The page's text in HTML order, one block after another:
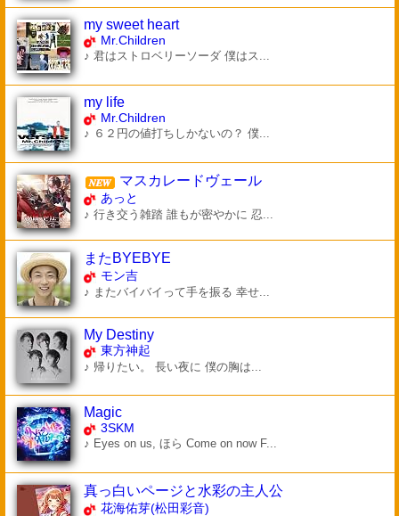
my sweet heart
Mr.Children
♪ 君はストロベリーソーダ 僕はス...
my life
Mr.Children
♪ ６２円の値打ちしかないの？ 僕...
マスカレードヴェール
あっと
♪ 行き交う雑踏 誰もが密やかに 忍...
またBYEBYE
モン吉
♪ またバイバイって手を振る 幸せ...
My Destiny
東方神起
♪ 帰りたい。 長い夜に 僕の胸は...
Magic
3SKM
♪ Eyes on us, ほら Come on now F...
真っ白いページと水彩の主人公
花海佑芽(松田彩音)